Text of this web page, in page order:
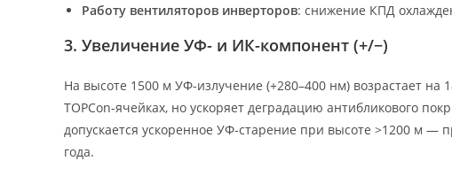
Работу вентиляторов инверторов: снижение КПД
3. Увеличение УФ- и ИК-компонент (+/−)
На высоте 1500 м УФ-излучение (+280–400 нм) возрастает на
TOPCon-ячейках, но ускоряет деградацию антибликового
допускается ускоренное УФ-старение при высоте >1200 м —
года.